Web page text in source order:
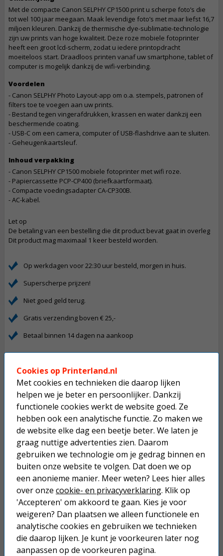
Met de compacte Canon SELPHY CP1500 print u scherpe foto’s die
tot wel 100 jaar meegaan. Maak levendige foto’s met maar liefst 16,7
miljoen kleuren. Dankzij de thermische dye-sublimatie-technologie
zijn uw prints van hoge kwaliteit. Deze roze mobiele fotoprinter
heeft een groot lcd-scherm, zodat u iedere printopdracht
moeiteloos start. Draadloos printen vanaf uw smartphone, tablet of
computer is mogelijk dankzij de wifi-verbinding.
Voordelen
- Canon SELPHY Photo Layout-app om o.a. stempels, patronen of
filters toe te voegen aan uw prints.
- Bestand tegen vingerafdrukken, krassen en water dankzij een
beschermende coating.
- USB-C om een camera, computer of USB-flashdrive aan te sluiten.
- Geheugenkaartsleuf.
Inhoud verpakking
- Canon SELPHY CP1500 mobiele fotoprinter met wifi roze.
- Papiercassette PCP-CP400 (briefkaartformaat).
- Compacte voedingsadapter CA-CP300B.
- AC-kabel.
Let op
De betaling van een bestelling die dit product bevat gaat in overleg
Dit product mag maximaal 1 keer besteld worden.
Op werkdagen voor 22:30 uur besteld, morgen in huis.
Superscherpe prijzen!
Niet goed geld terug.
Gratis verzending boven € 25,-
Betaal binnen 14 dagen na aankoop
Canon PG-545 inktcartridge zwart
20,50
20 vel Canon ZINK™ (5 x 7,6 cm)
fotopapier
19,50
Dymo LabelWriter 550 + 4 rollen
labels
103,50
Cookies op Printerland.nl
Met cookies en technieken die daarop lijken
helpen we je beter en persoonlijker. Dankzij
functionele cookies werkt de website goed. Ze
hebben ook een analytische functie. Zo maken we
de website elke dag een beetje beter. We laten je
graag nuttige advertenties zien. Daarom
gebruiken we technologie om je gedrag binnen en
buiten onze website te volgen. Dat doen we op
een anonieme manier. Meer weten? Lees hier alles
over onze cookie- en privacyverklaring. Klik op
'Accepteren' om akkoord te gaan. Kies je voor
weigeren? Dan plaatsen we alleen functionele en
analytische cookies en gebruiken we technieken
die daarop lijken. Je kunt je voorkeuren later nog
aanpassen op de voorkeuren pagina.